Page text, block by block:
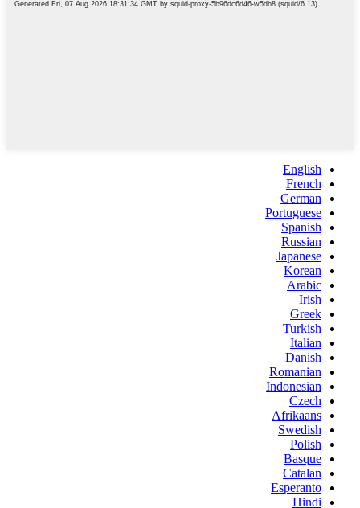
English
French
German
Portuguese
Spanish
Russian
Japanese
Korean
Arabic
Irish
Greek
Turkish
Italian
Danish
Romanian
Indonesian
Czech
Afrikaans
Swedish
Polish
Basque
Catalan
Esperanto
Hindi